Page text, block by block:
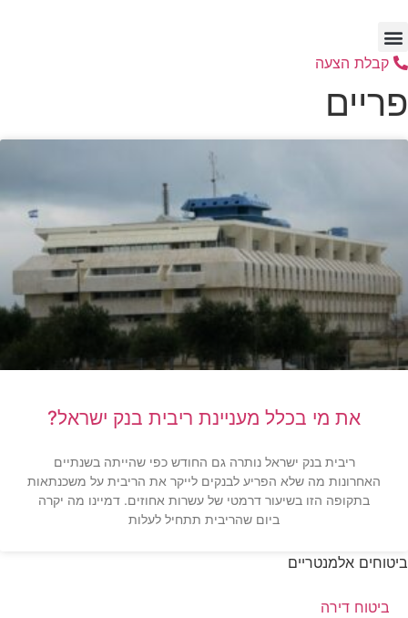
לתוכן
קבלת הצעה
פריים
את מי בכלל מעניינת ריבית בנק ישראל?
ריבית בנק ישראל נותרה גם החודש כפי שהייתה בשנתיים
האחרונות מה שלא הפריע לבנקים לייקר את הריבית על משכנתאות
בתקופה הזו בשיעור דרמטי של עשרות אחוזים. דמיינו מה יקרה
ביום שהריבית תתחיל לעלות
ביטוחים אלמנטריים
ביטוח דירה